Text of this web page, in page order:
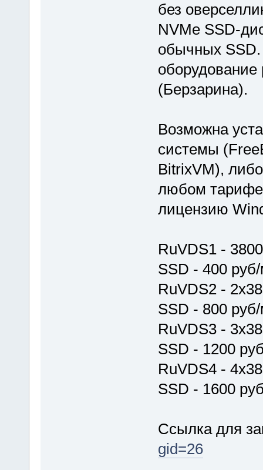
без
NVMe SSD-
обычных
(Берзарина).
Возможна
системы
BitrixVM),
любом тарифе
лицензию
RuVDS1 -
SSD - 400
RuVDS2 -
SSD - 800
RuVDS3 -
SSD - 1200
RuVDS4 -
SSD - 1600
Ссылка для
gid=26